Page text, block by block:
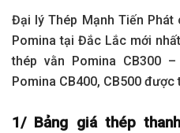
Đại lý Thép Mạnh Tiến
Pomina tại Đắc Lắc mới
thép vằn Pomina CB300
Pomina CB400, CB500 được
1/ Bảng giá thép